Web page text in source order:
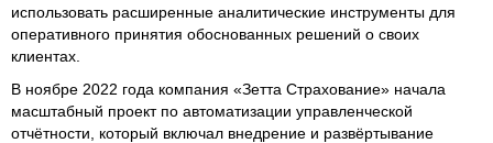
использовать расширенные аналитические инструменты для
оперативного принятия обоснованных решений о своих
клиентах.
В ноябре 2022 года компания «Зетта Страхование» начала
масштабный проект по автоматизации управленческой
отчётности, который включал внедрение и развёртывание